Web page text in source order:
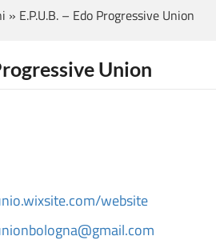
» E.P.U.B. – Edo Progressive Union
Union
website